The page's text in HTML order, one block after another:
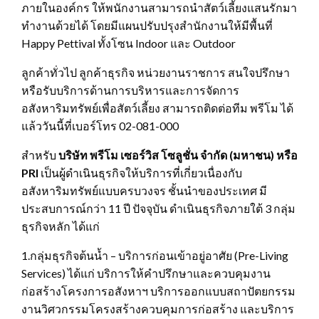
ภายในองค์กร ให้พนักงานสามารถนำสัตว์เลี้ยงแสนรักมา
ทำงานด้วยได้ โดยมีแผนปรับปรุงสำนักงานให้มีพื้นที่
Happy Pettival ทั้งโซน Indoor และ Outdoor
ลูกค้าทั่วไป ลูกค้าธุรกิจ หน่วยงานราชการ สนใจปรึกษา
หรือรับบริการด้านการบริหารและการจัดการ
อสังหาริมทรัพย์เพื่อสัตว์เลี้ยง สามารถติดต่อทีม พรีโม ได้
แล้ววันนี้ที่เบอร์โทร 02-081-000
สำหรับ บริษัท พรีโม เซอร์วิส โซลูชั่น จำกัด (มหาชน) หรือ
PRI เป็นผู้ดำเนินธุรกิจให้บริการที่เกี่ยวเนื่องกับ
อสังหาริมทรัพย์แบบครบวงจร ชั้นนำของประเทศ มี
ประสบการณ์กว่า 11 ปี ปัจจุบัน ดำเนินธุรกิจภายใต้ 3 กลุ่ม
ธุรกิจหลัก ได้แก่
1.กลุ่มธุรกิจต้นน้ำ – บริการก่อนเข้าอยู่อาศัย (Pre-Living
Services) ได้แก่ บริการให้คำปรึกษาและควบคุมงาน
ก่อสร้างโครงการอสังหาฯ บริการออกแบบสถาปัตยกรรม
งานวิศวกรรมโครงสร้างควบคุมการก่อสร้าง และบริการ